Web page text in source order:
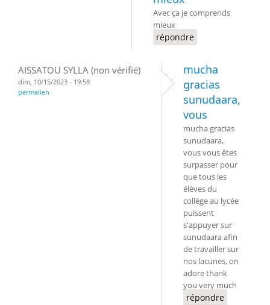
Avec ça je comprends
mieux
répondre
AISSATOU SYLLA (non vérifié)
dim, 10/15/2023 - 19:58
permalien
mucha
gracias
sunudaara,
vous
mucha gracias
sunudaara,
vous vous êtes
surpasser pour
que tous les
élèves du
collège au lycée
puissent
s'appuyer sur
sunudaara afin
de travailler sur
nos lacunes, on
adore thank
you very much
répondre